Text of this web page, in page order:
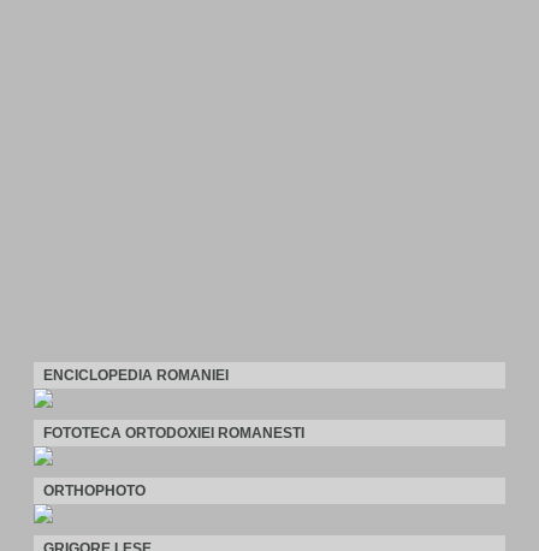
ENCICLOPEDIA ROMANIEI
FOTOTECA ORTODOXIEI ROMANESTI
ORTHOPHOTO